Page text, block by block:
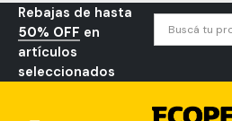
Rebajas de hasta
50% OFF en
artículos
seleccionados